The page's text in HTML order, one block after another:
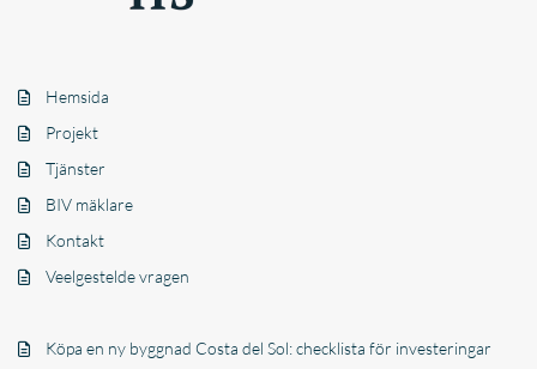
Hemsida
Projekt
Tjänster
BIV mäklare
Kontakt
Veelgestelde vragen
Köpa en ny byggnad Costa del Sol: checklista för investeringar